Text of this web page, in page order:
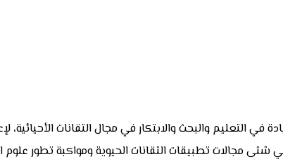
في التعليم والبحث والابتكار في مجال التقانات
شتى مجالات تطبيقات التقانات الحيوية ومواكبة تطور علوم